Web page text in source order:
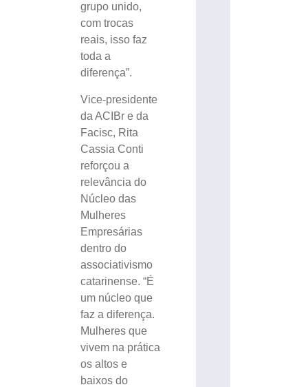
grupo unido,
com trocas
reais, isso faz
toda a
diferença”.
Vice-presidente
da ACIBr e da
Facisc, Rita
Cassia Conti
reforçou a
relevância do
Núcleo das
Mulheres
Empresárias
dentro do
associativismo
catarinense. “É
um núcleo que
faz a diferença.
Mulheres que
vivem na prática
os altos e
baixos do